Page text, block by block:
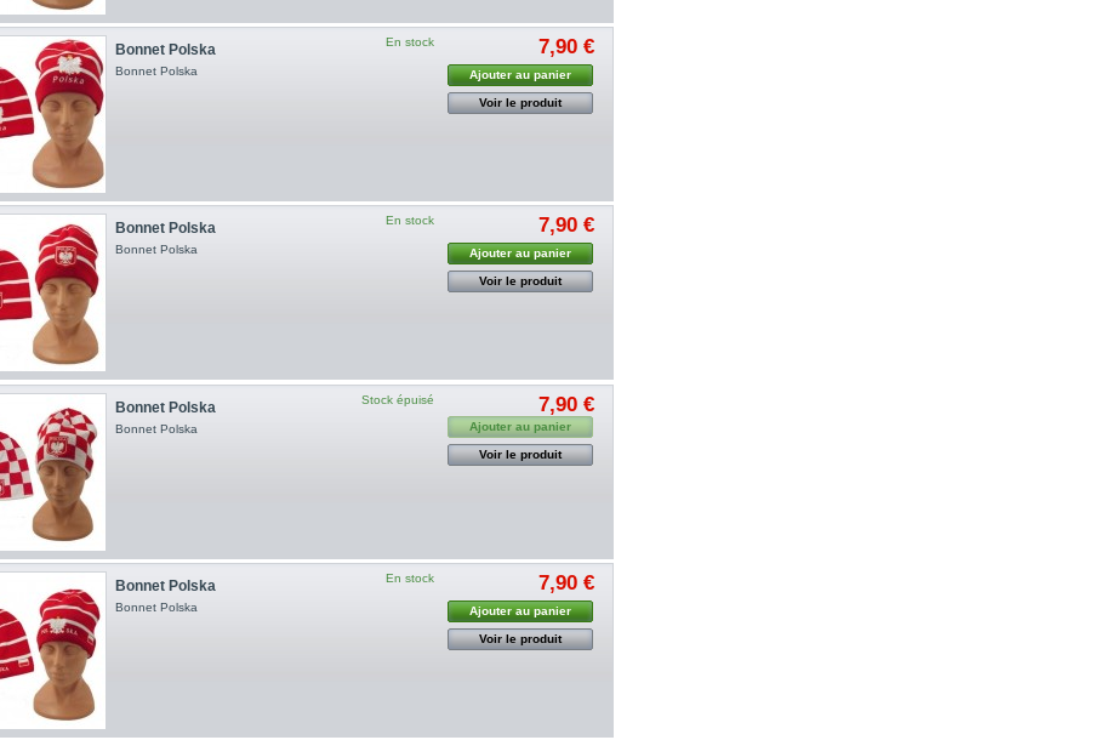
En stock
Bonnet Polska
Bonnet Polska
7,90 €
Ajouter au panier
Voir le produit
En stock
Bonnet Polska
Bonnet Polska
7,90 €
Ajouter au panier
Voir le produit
Stock épuisé
Bonnet Polska
Bonnet Polska
7,90 €
Ajouter au panier
Voir le produit
En stock
Bonnet Polska
Bonnet Polska
7,90 €
Ajouter au panier
Voir le produit